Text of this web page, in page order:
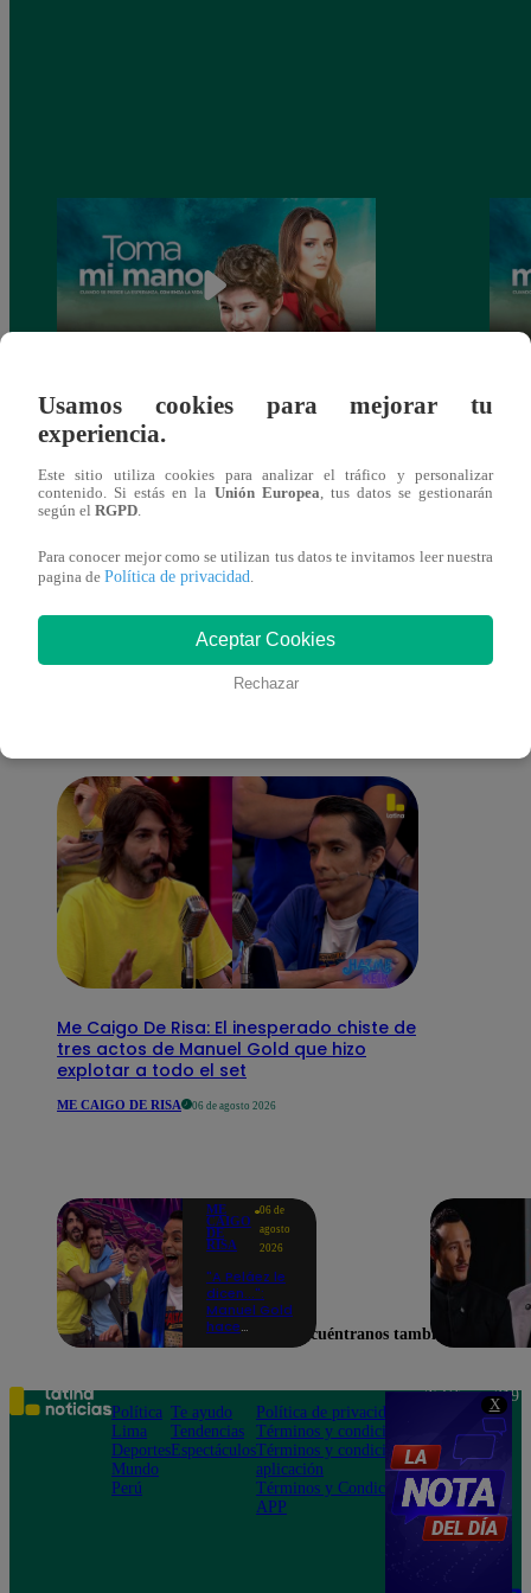
X
Toma mi mano, Viernes 27 de diciembre –
ver capítulo 150 completo (online y
español)
También te puede
interesar
Me Caigo De Risa: El inesperado chiste de
tres actos de Manuel Gold que hizo
explotar a todo el set
ME CAIGO DE RISA 06 de agosto 2026
ME
CAIGO
DE
RISA
06 de
agosto
2026
"A Peláez le
dicen...":
Manuel Gold
hace
de contar el
chiste
Usamos cookies para mejorar tu
experiencia.
Este sitio utiliza cookies para analizar el tráfico y personalizar
contenido. Si estás en la Unión Europea , tus datos se gestionarán
según el RGPD
Para conocer mejor como se utilizan tus datos te invitamos leer nuestra
pagina de Política de privacidad
Aceptar Cookies
Rechazar
Encuéntranos también en
Política
Lima
Deportes
Mundo
Perú
Te ayudo
Tendencias
Espectáculos
Política de privacidad
Términos y condiciones
Términos y condiciones
aplicación
Términos y Condiciones
APP
Teléfono: 219
Av. San
Felipe 968
Jesús María